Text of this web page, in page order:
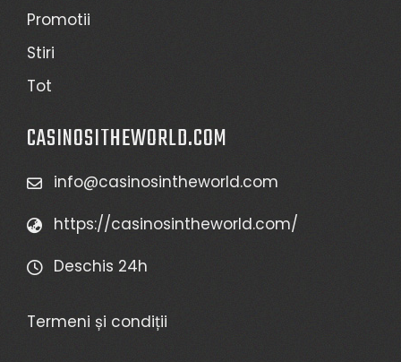
Promotii
Stiri
Tot
CASINOSITHEWORLD.COM
info@casinosintheworld.com
https://casinosintheworld.com/
Deschis 24h
Termeni și condiții